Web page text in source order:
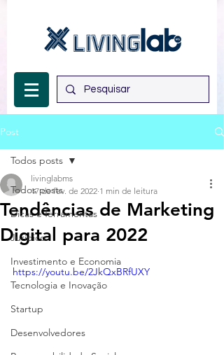
Post
Todos posts
Dicas e ferramentas
Jurídico
Investimento e Economia
Tecnologia e Inovação
Startup
Desenvolvedores
Todos posts
Tendências de Marketing
Digital para 2022
livinglabms
17 de fev. de 2022 1 min de leitura
https://youtu.be/2JkQxBRfUXY